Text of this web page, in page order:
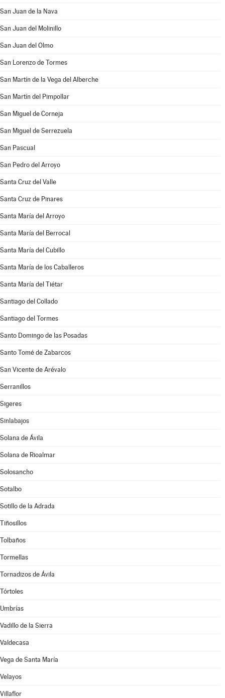
San Juan de la Nava
San Juan del Molinillo
San Juan del Olmo
San Lorenzo de Tormes
San Martín de la Vega del Alberche
San Martín del Pimpollar
San Miguel de Corneja
San Miguel de Serrezuela
San Pascual
San Pedro del Arroyo
Santa Cruz del Valle
Santa Cruz de Pinares
Santa María del Arroyo
Santa María del Berrocal
Santa María del Cubillo
Santa María de los Caballeros
Santa María del Tiétar
Santiago del Collado
Santiago del Tormes
Santo Domingo de las Posadas
Santo Tomé de Zabarcos
San Vicente de Arévalo
Serranillos
Sigeres
Sinlabajos
Solana de Ávila
Solana de Rioalmar
Solosancho
Sotalbo
Sotillo de la Adrada
Tiñosillos
Tolbaños
Tormellas
Tornadizos de Ávila
Tórtoles
Umbrías
Vadillo de la Sierra
Valdecasa
Vega de Santa María
Velayos
Villaflor